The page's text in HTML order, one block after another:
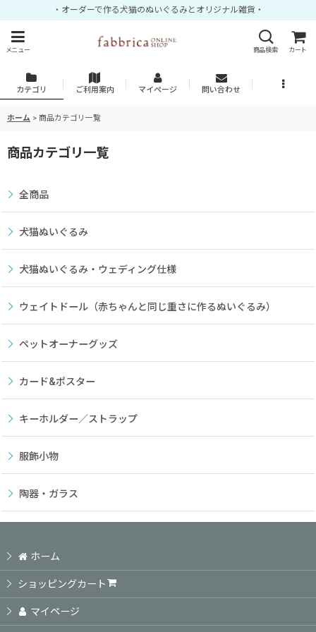
・オーダーで作る犬猫のぬいぐるみとオリジナル雑貨・
メニュー 商品検索 カート
カテゴリ ご利用案内 マイページ 問い合わせ
ホーム > 商品カテゴリ一覧
商品カテゴリ一覧
全商品
犬猫ぬいぐるみ
犬猫ぬいぐるみ・ウェディング仕様
ウェイトドール（赤ちゃんと同じ重さに作るぬいぐるみ）
ペットオーナーグッズ
カード&ポスター
キーホルダー／ストラップ
服飾小物
陶器・ガラス
ホーム
ショッピングカート
マイページ